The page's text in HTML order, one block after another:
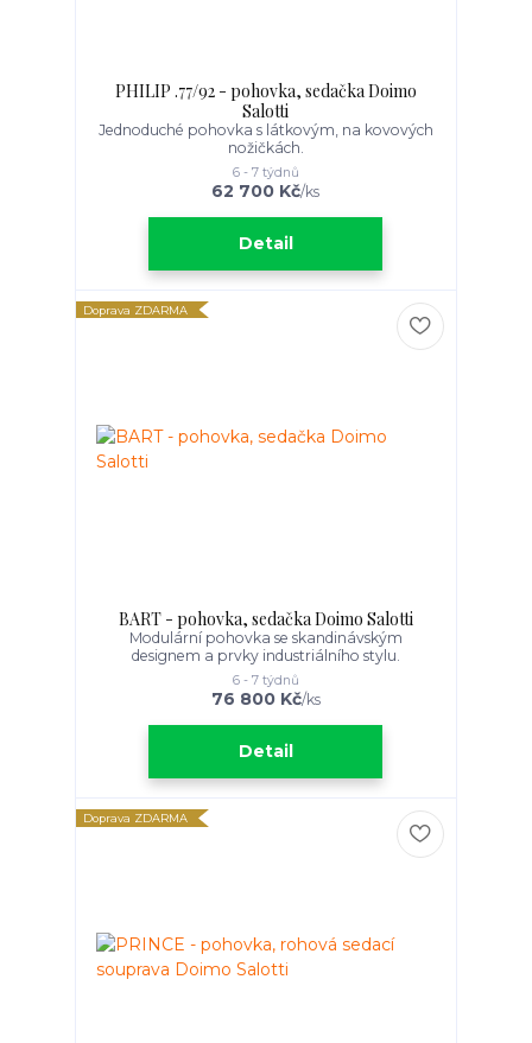
PHILIP .77/92 - pohovka, sedačka Doimo
Salotti
Jednoduché pohovka s látkovým, na kovových
nožičkách.
62 700 Kč/ks
6 - 7 týdnů
Detail
Doprava ZDARMA
BART - pohovka, sedačka Doimo Salotti
Modulární pohovka se skandinávským
designem a prvky industriálního stylu.
76 800 Kč/ks
6 - 7 týdnů
Detail
Doprava ZDARMA